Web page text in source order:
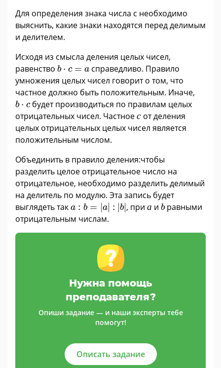
Для определения знака числа с необходимо
выяснить, какие знаки находятся перед делимым
и делителем.
Исходя из смысла деления целых чисел,
равенство b ⋅ c = a
b c=
справедливо. Правило
умножения целых чисел говорит о том, что
частное должно быть положительным. Иначе,
b ⋅ c
b cбудет производиться по правилам целых
отрицательных чисел. Частноес
сот деления
целых отрицательных целых чисел является
положительным числом.
Объединить в правило деления:чтобы
разделить целое отрицательное число на
отрицательное, необходимо разделить делимый
на делитель по модулю. Эта запись будет
выглядеть так a : b = a| : |b
a:b=|a|:|b| , приа
а и b
bравными
отрицательным числам.
Нужна помощь
преподавателя?
Опиши задание — и наши эксперты тебе
помогут!
Описать задание